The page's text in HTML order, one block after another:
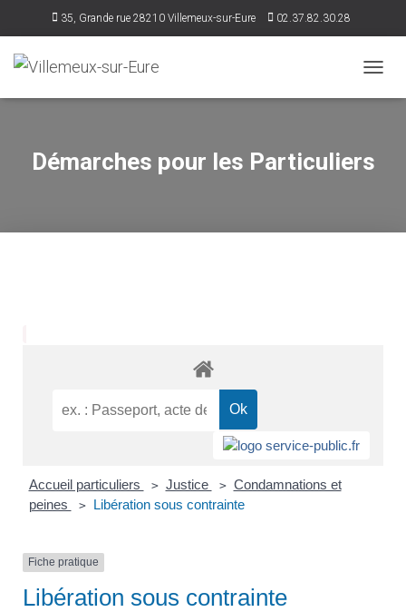
35, Grande rue 28210 Villemeux-sur-Eure 02.37.82.30.28
É
E
N
Démarches pour les Particuliers
Accueil particuliers > Justice > Condamnations et
peines
> Libération sous contrainte
Fiche pratique
Libération sous contrainte